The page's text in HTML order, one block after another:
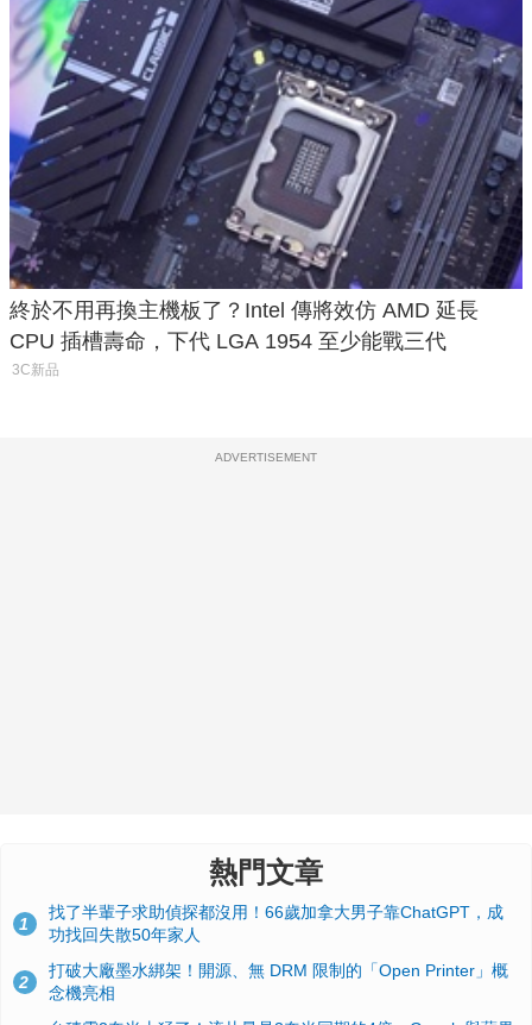
終於不用再換主機板了？Intel 傳將效仿 AMD 延長
CPU 插槽壽命，下代 LGA 1954 至少能戰三代
3C新品
ADVERTISEMENT
熱門文章
1
找了半輩子求助偵探都沒用！66歲加拿大男子靠ChatGPT，成
功找回失散50年家人
2
打破大廠墨水綁架！開源、無 DRM 限制的「Open Printer」概
念機亮相